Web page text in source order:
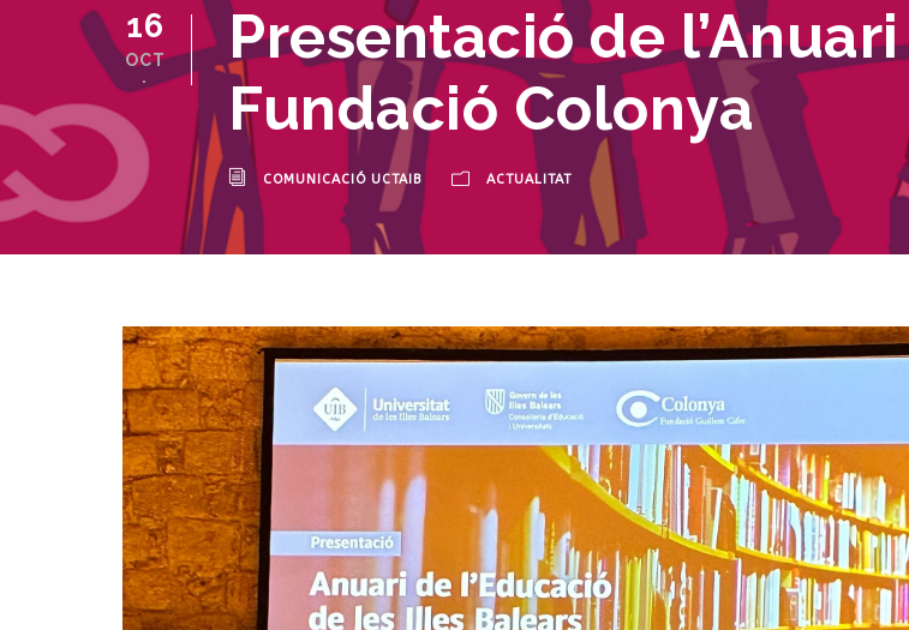
16
OCT
.
Presentació de
Fundació Colonya
COMUNICACIÓ UCTAIB ACTUALITAT